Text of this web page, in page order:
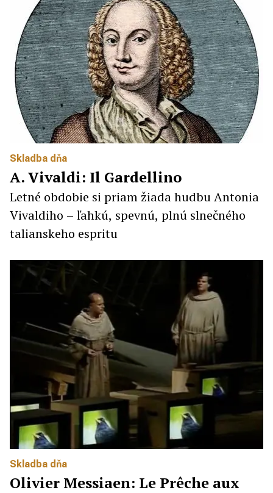
Skladba dňa
A. Vivaldi: Il Gardellino
Letné obdobie si priam žiada hudbu Antonia
Vivaldiho – ľahkú, spevnú, plnú slnečného
talianskeho espritu
Skladba dňa
Olivier Messiaen: Le Prêche aux